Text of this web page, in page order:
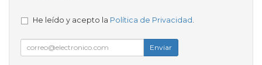
He leído y acepto la Política de Privacidad
Enviar